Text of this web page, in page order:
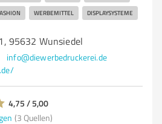
WERBEMITTEL DISPLAYSYSTEME
95632 Wunsiedel
info@diewerbedruckerei.de
4,75 / 5,00
(3 Quellen)